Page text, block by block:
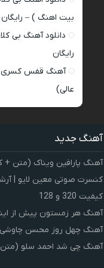
بیت اهنگ ) – رایگان
دانلود آهنگ بی
رایگان
آهنگ قفس کسری
عالی)
آهنگ جدید
آهنگ پارافین ویناک (متن +
کنسرت صوتی معین لایو |
کیفیت 320 و 128
آهنگ هر زمستون پیش از
آهنگ چهل روز محسن
آهنگ چی شد احمد سلو (متن